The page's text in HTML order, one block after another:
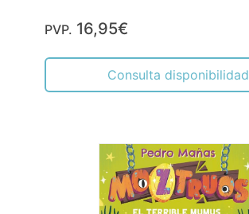
PVP. 16,95€
Consulta disponibilidad